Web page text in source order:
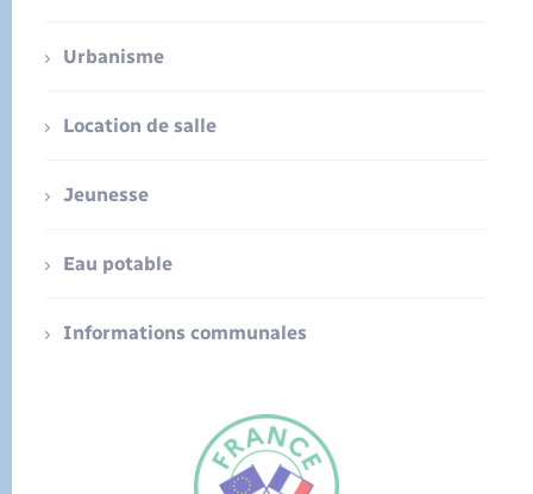
Urbanisme
Location de salle
Jeunesse
Eau potable
Informations communales